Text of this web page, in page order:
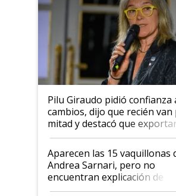
Pilu Giraudo pidió confianza
cambios, dijo que recién van
mitad y destacó que exportar
ser "para unos pocos":
mandato muy claro del
nacional"
Aparecen las 15 vaquillonas
Andrea Sarnari, pero no
encuentran explicación de
cómo llegaron allí